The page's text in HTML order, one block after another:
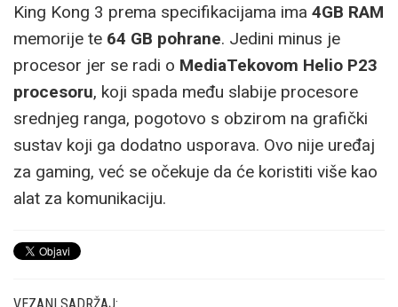
King Kong 3 prema specifikacijama ima 4GB RAM
memorije te 64 GB pohrane. Jedini minus je
procesor jer se radi o MediaTekovom Helio P23
procesoru, koji spada među slabije procesore
srednjeg ranga, pogotovo s obzirom na grafički
sustav koji ga dodatno usporava. Ovo nije uređaj
za gaming, već se očekuje da će koristiti više kao
alat za komunikaciju.
VEZANI SADRŽAJ: